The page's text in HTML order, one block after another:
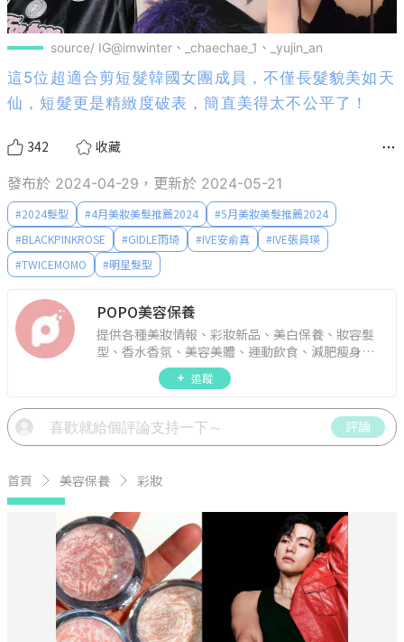
source/ IG@imwinter、_chaechae_1、_yujin_an
這5位超適合剪短髮韓國女團成員，不僅長髮貌美如天
仙，短髮更是精緻度破表，簡直美得太不公平了！
342 收藏
發布於 2024-04-29，更新於 2024-05-21
#2024髮型 #4月美妝美髮推薦2024 #5月美妝美髮推薦2024
#BLACKPINKROSE #GIDLE雨琦 #IVE安俞真 #IVE張員瑛
#TWICEMOMO #明星髮型
POPO美容保養
提供各種美妝情報、彩妝新品、美白保養、妝容髮
型、香水香氛、美容美體、運動飲食、減肥瘦身、
週年慶資訊。
追蹤
評論
首頁 美容保養 彩妝